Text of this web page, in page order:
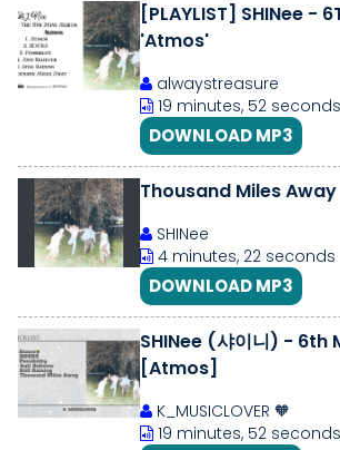
[PLAYLIST] SHINee -
'Atmos'
alwaystreasure
19 minutes, 52 seconds
DOWNLOAD MP3
Thousand Miles Away
SHINee
4 minutes, 22 seconds
DOWNLOAD MP3
SHINee (샤이니) - 6th
[Atmos]
K_MUSICLOVER 🧡
19 minutes, 52 seconds